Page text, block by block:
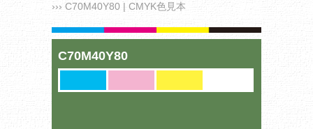
››› C70M40Y80 | CMYK色見本
C70M40Y80